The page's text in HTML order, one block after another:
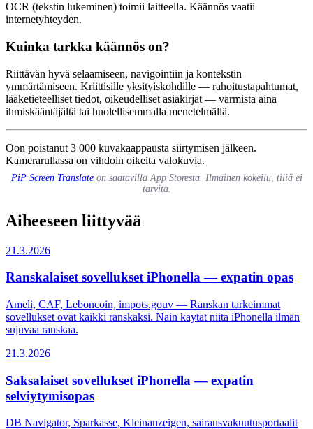
OCR (tekstin lukeminen) toimii laitteella. Käännös vaatii
internetyhteyden.
Kuinka tarkka käännös on?
Riittävän hyvä selaamiseen, navigointiin ja kontekstin
ymmärtämiseen. Kriittisille yksityiskohdille — rahoitustapahtumat,
lääketieteelliset tiedot, oikeudelliset asiakirjat — varmista aina
ihmiskääntäjältä tai huolellisemmalla menetelmällä.
Oon poistanut 3 000 kuvakaappausta siirtymisen jälkeen.
Kamerarullassa on vihdoin oikeita valokuvia.
PiP Screen Translateon saatavilla App Storesta. Ilmainen kokeilu, tiliä ei
tarvita.
Aiheeseen liittyvää
21.3.2026
Ranskalaiset sovellukset iPhonella — expatin opas
Ameli, CAF, Leboncoin, impots.gouv — Ranskan tarkeimmat
sovellukset ovat kaikki ranskaksi. Nain kaytat niita iPhonella ilman
sujuvaa ranskaa.
21.3.2026
Saksalaiset sovellukset iPhonella — expatin
selviytymisopas
DB Navigator, Sparkasse, Kleinanzeigen, sairausvakuutusportaalit